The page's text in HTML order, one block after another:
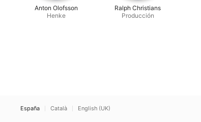
Anton Olofsson
Henke
Ralph Christians
Producción
España Català English (UK)